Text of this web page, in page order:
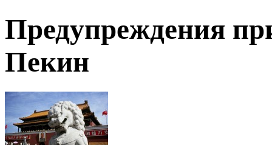
Предупреждения
Пекин